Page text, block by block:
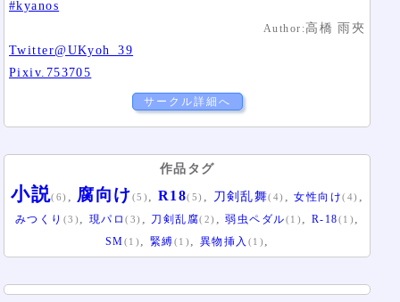
#kyanos
Author:高橋 雨夾
Twitter@UKyoh_39
Pixiv.753705
サークル詳細へ
作品タグ
小説(6) 腐向け(5) R18(5) 刀剣乱舞(4) ,女性向け(4)
みつくり (3) 現パロ(3) 刀剣乱腐(2) ,弱虫ペダル(1) R-18(1)
SM(1) 緊縛(1) 異物挿入 (1)